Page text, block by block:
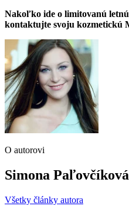
Nakoľko ide o limitovanú
kontaktujte svoju kozmetickú
O autorovi
Simona Paľovčíková
Všetky články autora